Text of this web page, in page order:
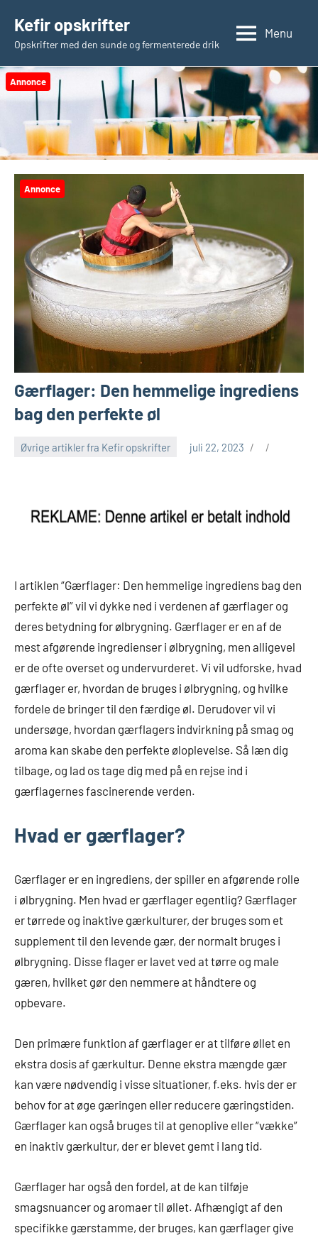
indhold
Kefir opskrifter
Opskrifter med den sunde og fermenterede drik
Menu
Annonce
Annonce
Gærflager: Den hemmelige ingrediens
bag den perfekte øl
Øvrige artikler fra Kefir opskrifter juli 22, 2023
I artiklen “Gærflager: Den hemmelige ingrediens bag den
perfekte øl” vil vi dykke ned i verdenen af gærflager og
deres betydning for ølbrygning. Gærflager er en af de
mest afgørende ingredienser i ølbrygning, men alligevel
er de ofte overset og undervurderet. Vi vil udforske, hvad
gærflager er, hvordan de bruges i ølbrygning, og hvilke
fordele de bringer til den færdige øl. Derudover vil vi
undersøge, hvordan gærflagers indvirkning på smag og
aroma kan skabe den perfekte øloplevelse. Så læn dig
tilbage, og lad os tage dig med på en rejse ind i
gærflagernes fascinerende verden.
Hvad er gærflager?
Gærflager er en ingrediens, der spiller en afgørende rolle
i ølbrygning. Men hvad er gærflager egentlig? Gærflager
er tørrede og inaktive gærkulturer, der bruges som et
supplement til den levende gær, der normalt bruges i
ølbrygning. Disse flager er lavet ved at tørre og male
gæren, hvilket gør den nemmere at håndtere og
opbevare.
Den primære funktion af gærflager er at tilføre øllet en
ekstra dosis af gærkultur. Denne ekstra mængde gær
kan være nødvendig i visse situationer, f.eks. hvis der er
behov for at øge gæringen eller reducere gæringstiden.
Gærflager kan også bruges til at genoplive eller “vække”
en inaktiv gærkultur, der er blevet gemt i lang tid.
Gærflager har også den fordel, at de kan tilføje
smagsnuancer og aromaer til øllet. Afhængigt af den
specifikke gærstamme, der bruges, kan gærflager give